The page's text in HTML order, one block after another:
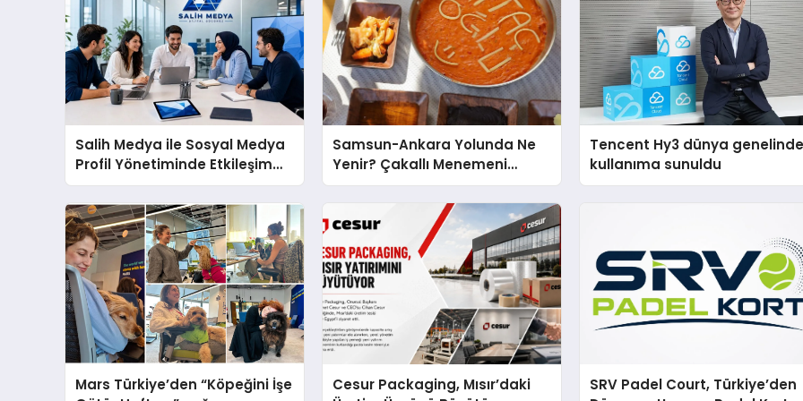
Salih Medya ile Sosyal Medya
Profil Yönetiminde Etkileşim
Artırma Yöntemleri
Samsun-Ankara Yolunda Ne
Yenir? Çakallı Menemeni
Molası
Tencent Hy3 dünya
kullanıma sunuldu
Mars Türkiye’den “Köpeğini İşe
Cesur Packaging, Mısır’daki
SRV Padel Court, Türkiye’den